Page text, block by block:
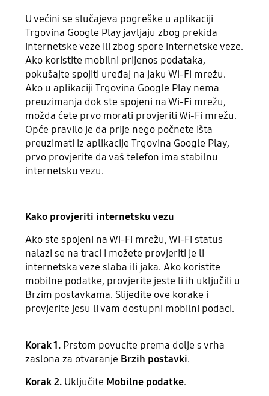
U većini se slučajeva pogreške u aplikaciji
Trgovina Google Play javljaju zbog prekida
internetske veze ili zbog spore internetske veze.
Ako koristite mobilni prijenos podataka,
pokušajte spojiti uređaj na jaku Wi-Fi mrežu.
Ako u aplikaciji Trgovina Google Play nema
preuzimanja dok ste spojeni na Wi-Fi mrežu,
možda ćete prvo morati provjeriti Wi-Fi mrežu.
Opće pravilo je da prije nego počnete išta
preuzimati iz aplikacije Trgovina Google Play,
prvo provjerite da vaš telefon ima stabilnu
internetsku vezu.
Kako provjeriti internetsku vezu
Ako ste spojeni na Wi-Fi mrežu, Wi-Fi status
nalazi se na traci i možete provjeriti je li
internetska veze slaba ili jaka. Ako koristite
mobilne podatke, provjerite jeste li ih uključili u
Brzim postavkama. Slijedite ove korake i
provjerite jesu li vam dostupni mobilni podaci.
Korak 1. Prstom povucite prema dolje s vrha
zaslona za otvaranje Brzih postavki.
Korak 2. Uključite Mobilne podatke.